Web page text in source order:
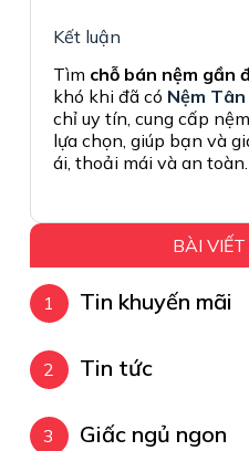
Kết luận
Tìm chỗ bán nệm gần
khó khi đã có Nệm
chỉ uy tín, cung cấp
lựa chọn, giúp bạn và
ái, thoải mái và an toàn.
BÀI
Tin khuyến mãi
Tin tức
Giấc ngủ ngon